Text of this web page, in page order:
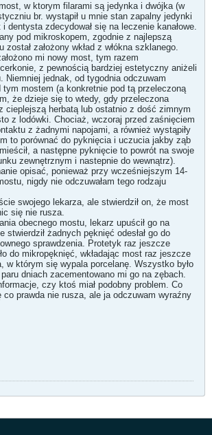
w ktorym filarami są jedynka i dwójka (w
br. wystąpił u mnie stan zapalny jedynki
dentysta zdecydował się na leczenie kanałowe.
pod mikroskopem, zgodnie z najlepszą
założony wkład z włókna szklanego.
mi nowy most, tym razem
z pewnością bardziej estetyczny aniżeli
Niemniej jednak, od tygodnia odczuwam
mostem (a konkretnie pod tą przeleczoną
że dzieje się to wtedy, gdy przeleczona
cieplejszą herbatą lub ostatnio z dość zimnym
z lodówki. Chociaż, wczoraj przed zaśnięciem
z żadnymi napojami, a również wystąpiły
to porównać do pyknięcia i uczucia jakby ząb
a następne pyknięcie to powrót na swoje
zewnętrznym i nastepnie do wewnątrz).
opisać, ponieważ przy wcześniejszym 14-
nigdy nie odczuwałam tego rodzaju
swojego lekarza, ale stwierdził on, że most
się nie rusza.
obecnego mostu, lekarz upuścił go na
stwierdził żadnych pęknięć odesłał go do
sprawdzenia. Protetyk raz jeszcze
do mikropęknięć, wkładając most raz jeszcze
w którym się wypala porcelanę. Wszystko było
dniach zacementowano mi go na zębach.
czy ktoś miał podobny problem. Co
prawda nie rusza, ale ja odczuwam wyraźny